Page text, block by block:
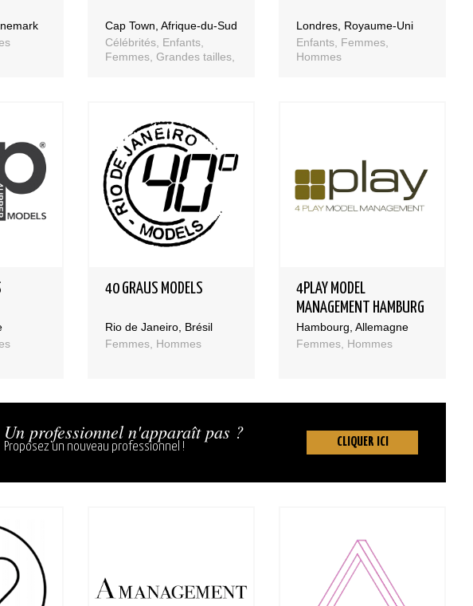
Cap Town, Afrique-du-Sud
Célébrités, Enfants,
Femmes, Grandes tailles,
Londres, Royaume-Uni
Enfants, Femmes,
Hommes
40 GRAUS MODELS
Rio de Janeiro, Brésil
Femmes, Hommes
4PLAY MODEL
MANAGEMENT HAMBURG
Hambourg, Allemagne
Femmes, Hommes
Un professionnel n'apparaît pas ?
Proposez un nouveau professionnel ! CLIQUER ICI